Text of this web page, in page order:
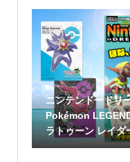
ニンテンドードリ
Pokémon
ラトゥーン レイダ